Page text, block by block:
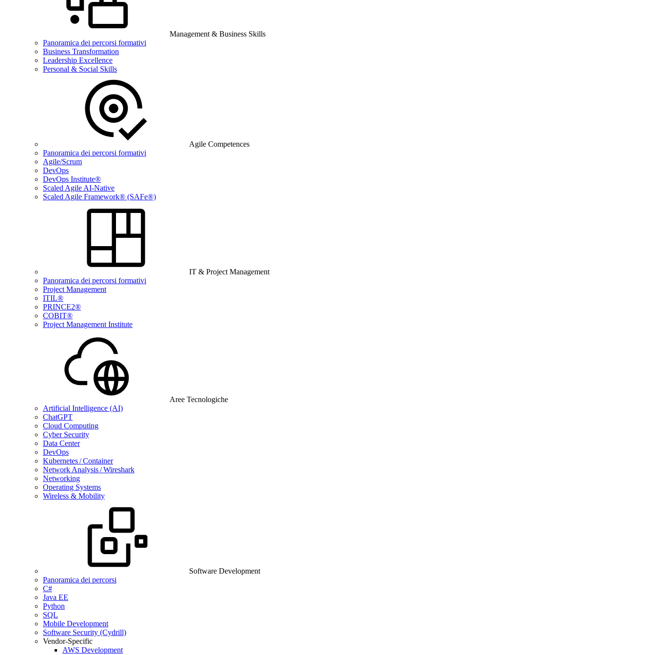
Management & Business Skills
Panoramica dei percorsi formativi
Business Transformation
Leadership Excellence
Personal & Social Skills
Agile Competences
Panoramica dei percorsi formativi
Agile/Scrum
DevOps
DevOps Institute®
Scaled Agile AI-Native
Scaled Agile Framework® (SAFe®)
IT & Project Management
Panoramica dei percorsi formativi
Project Management
ITIL®
PRINCE2®
COBIT®
Project Management Institute
Aree Tecnologiche
Artificial Intelligence (AI)
ChatGPT
Cloud Computing
Cyber Security
Data Center
DevOps
Kubernetes / Container
Network Analysis / Wireshark
Networking
Operating Systems
Wireless & Mobility
Software Development
Panoramica dei percorsi
C#
Java EE
Python
SQL
Mobile Development
Software Security (Cydrill)
Vendor-Specific
AWS Development